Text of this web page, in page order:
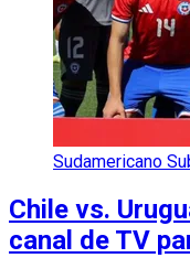
Sudamericano
Chile vs.
canal de TV